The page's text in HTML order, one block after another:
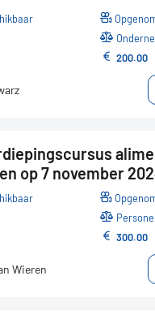
200.00
op 7 november
300.00
Wieren